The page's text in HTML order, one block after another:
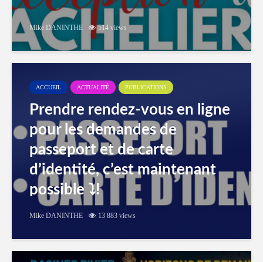
Mike DANINTHE 514 views
ACCUEIL ACTUALITÉ PUBLICATIONS
Prendre rendez-vous en ligne
pour les demandes de
passeport et de carte
d’identité, c’est maintenant
possible ⤵️!
Mike DANINTHE 13 883 views